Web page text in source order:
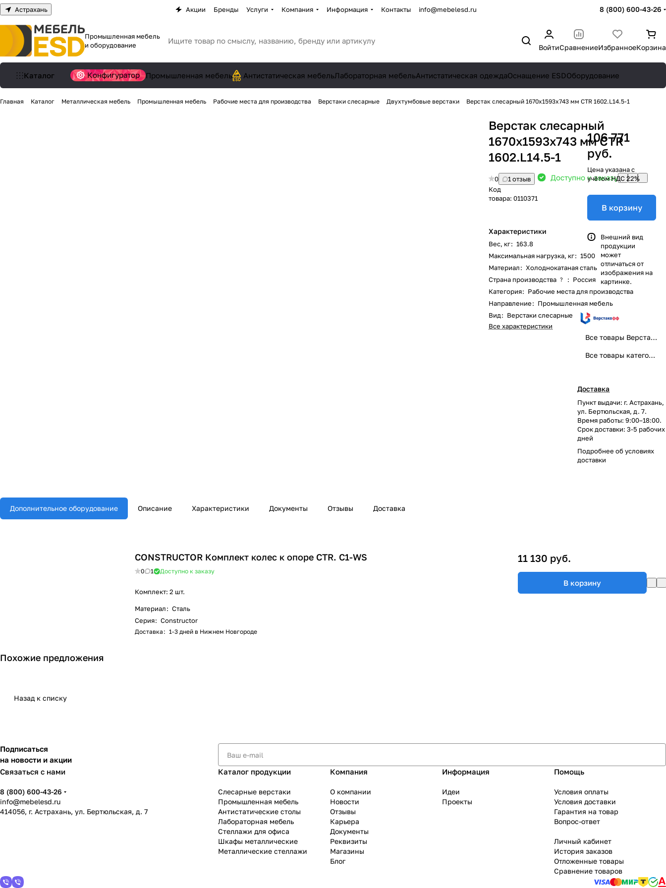
Астрахань Акции Бренды Услуги Компания Информация Контакты info@mebelesd.ru 8 (800) 600-43-26
Промышленная мебель
и оборудование
ВойтиСравнениеИзбранноеКорзина
Каталог Конфигуратор Промышленная мебель Антистатическая мебельЛабораторная мебельАнтистатическая одеждаОснащение ESDОборудование
Главная Каталог Металлическая мебель Промышленная мебель Рабочие места для производства Верстаки слесарные Двухтумбовые верстаки Верстак слесарный 1670x1593x743 мм CTR 1602.L14.5-1
Верстак слесарный
1670x1593x743 мм CTR
1602.L14.5-1
0
1 отзыв
Код
товара: 0110371
Доступно к заказу
Характеристики
Вес, кг: 163.8
Максимальная нагрузка, кг: 1500
Материал: Холоднокатаная сталь
Страна производства ? : Россия
Категория: Рабочие места для производства
Направление: Промышленная мебель
Вид: Верстаки слесарные
Все характеристики
106 771
руб.
Цена указана с
учётом НДС 22%
В корзину
Внешний вид
продукции
может
отличаться от
изображения на
картинке.
Все товары Верстакофф
Все товары категории
Доставка
Пункт выдачи: г. Астрахань,
ул. Бертюльская, д. 7.
Время работы: 9:00–18:00.
Срок доставки: 3-5 рабочих
дней
Подробнее обусловиях
доставки
Дополнительное оборудование Описание Характеристики Документы Отзывы Доставка
CONSTRUCTOR Комплект колес к опоре CTR. C1-WS
0 1 Доступно к заказу
Комплект: 2 шт.
Материал: Сталь
Серия: Constructor
Доставка : 1-3 дней в Нижнем Новгороде
11 130 руб.
В корзину
Похожие предложения
Назад к списку
Подписаться
на новости и акции
Связаться с нами
8 (800) 600-43-26
info@mebelesd.ru
414056, г. Астрахань, ул. Бертюльская, д. 7
Каталог продукции
Слесарные верстаки
Промышленная мебель
Антистатические столы
Лабораторная мебель
Стеллажи для офиса
Шкафы металлические
Металлические стеллажи
Компания
О компании
Новости
Отзывы
Карьера
Документы
Реквизиты
Магазины
Блог
Информация
Идеи
Проекты
Помощь
Условия оплаты
Условия доставки
Гарантия на товар
Вопрос-ответ
Личный кабинет
История заказов
Отложенные товары
Сравнение товаров